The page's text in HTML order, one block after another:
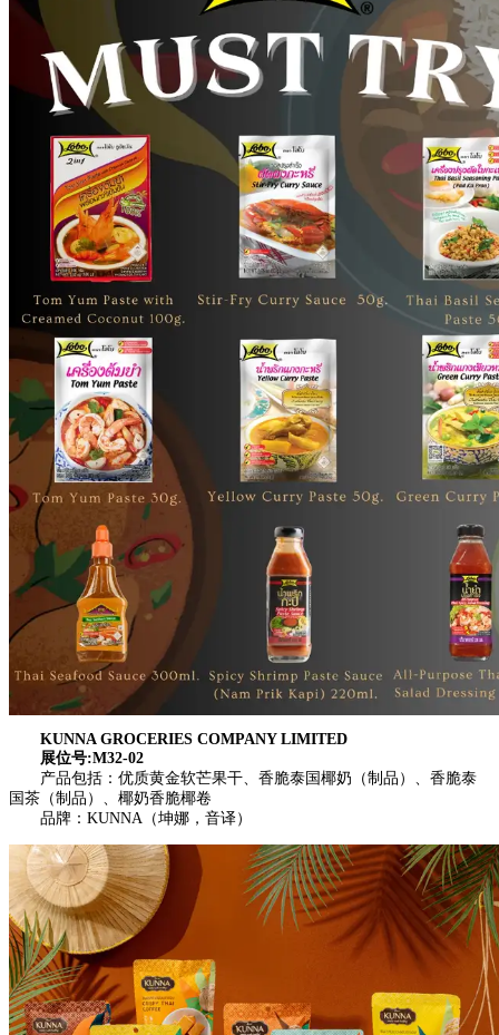
KUNNA GROCERIES COMPANY LIMITED
展位号:M32-02
产品包括：优质黄金软芒果干、香脆泰国椰奶（制品）、香脆泰
国茶（制品）、椰奶香脆椰卷
品牌：KUNNA（坤娜，音译）